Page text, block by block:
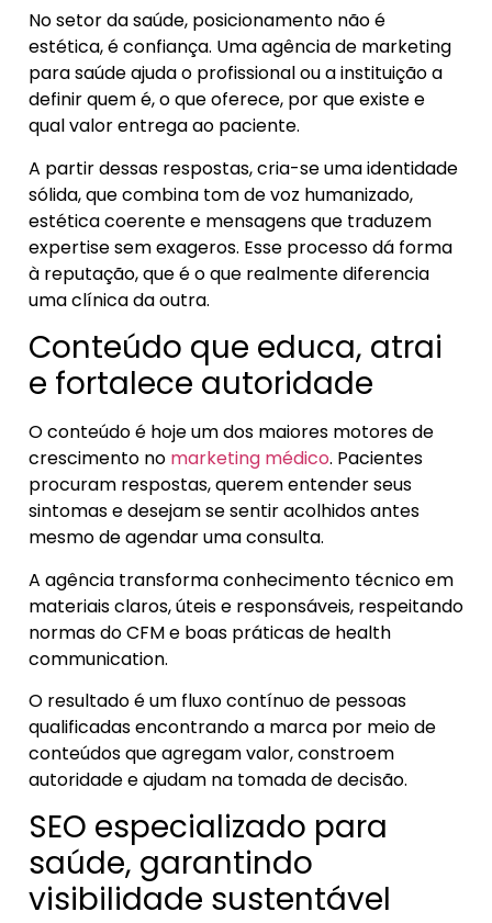
No setor da saúde, posicionamento não é
estética, é confiança. Uma agência de marketing
para saúde ajuda o profissional ou a instituição a
definir quem é, o que oferece, por que existe e
qual valor entrega ao paciente.
A partir dessas respostas, cria-se uma identidade
sólida, que combina tom de voz humanizado,
estética coerente e mensagens que traduzem
expertise sem exageros. Esse processo dá forma
à reputação, que é o que realmente diferencia
uma clínica da outra.
Conteúdo que educa, atrai
e fortalece autoridade
O conteúdo é hoje um dos maiores motores de
crescimento no marketing médico. Pacientes
procuram respostas, querem entender seus
sintomas e desejam se sentir acolhidos antes
mesmo de agendar uma consulta.
A agência transforma conhecimento técnico em
materiais claros, úteis e responsáveis, respeitando
normas do CFM e boas práticas de health
communication.
O resultado é um fluxo contínuo de pessoas
qualificadas encontrando a marca por meio de
conteúdos que agregam valor, constroem
autoridade e ajudam na tomada de decisão.
SEO especializado para
saúde, garantindo
visibilidade sustentável